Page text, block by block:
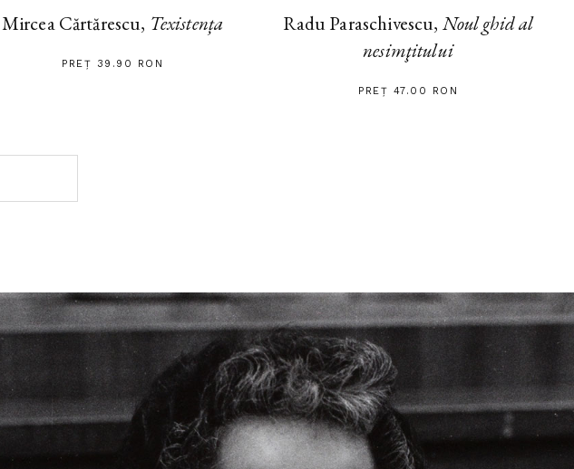
Mircea Cărtărescu, Texistența
PREȚ 39.90 RON
Radu Paraschivescu, Noul ghid al
nesimţitului
PREȚ 47.00 RON